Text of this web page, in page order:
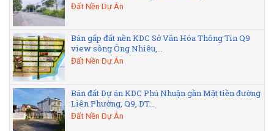
Đất Nền Dự Án
Bán gấp đất nền KDC Sở Văn Hóa Thông Tin Q9
view sông Ông Nhiêu,...
Đất Nền Dự Án
Bán đất Dự án KDC Phú Nhuận gần Mặt tiền đường
Liên Phường, Q9, DT...
Đất Nền Dự Án